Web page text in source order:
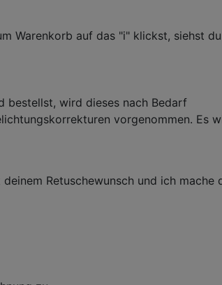
Warenkorb auf das "i" klickst, siehst
bestellst, wird dieses nach Bedarf
vorgenommen. Es
Retuschewunsch und ich mache